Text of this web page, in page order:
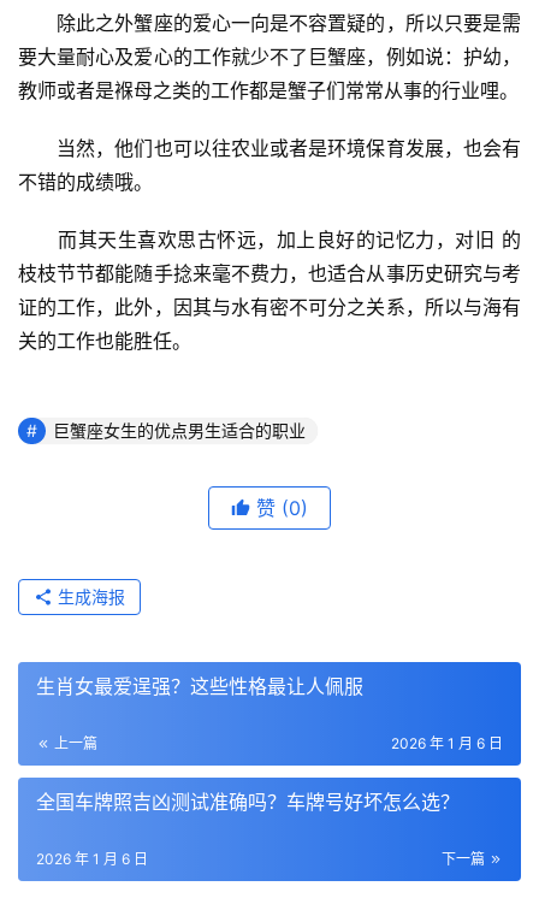
除此之外蟹座的爱心一向是不容置疑的，所以只要是需
要大量耐心及爱心的工作就少不了巨蟹座，例如说：护幼，
教师或者是褓母之类的工作都是蟹子们常常从事的行业哩。
当然，他们也可以往农业或者是环境保育发展，也会有
不错的成绩哦。
而其天生喜欢思古怀远，加上良好的记忆力，对旧 的
枝枝节节都能随手捻来毫不费力，也适合从事历史研究与考
证的工作，此外，因其与水有密不可分之关系，所以与海有
关的工作也能胜任。
巨蟹座女生的优点男生适合的职业
赞 (0)
生成海报
生肖女最爱逞强？这些性格最让人佩服
上一篇 2026 年 1 月 6 日
全国车牌照吉凶测试准确吗？车牌号好坏怎么选？
下一篇
2026 年 1 月 6 日